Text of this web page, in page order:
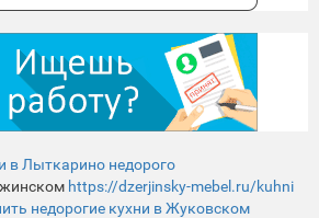
в Лыткарино недорого
https://dzerjinsky-mebel.ru/kuhni
недорогие кухни в Жуковском